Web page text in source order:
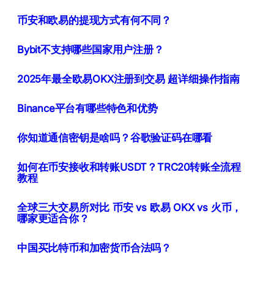
币安和欧易的提现方式有何不同？
Bybit不支持哪些国家用户注册？
2025年最全欧易OKX注册到交易 超详细操作指南
Binance平台有哪些特色和优势
你知道通信密钥是啥吗？谷歌验证码在哪看
如何在币安接收和转账USDT？TRC20转账全流程
教程
全球三大交易所对比 币安 vs 欧易 OKX vs 火币，
哪家更适合你？
中国买比特币和加密货币合法吗？